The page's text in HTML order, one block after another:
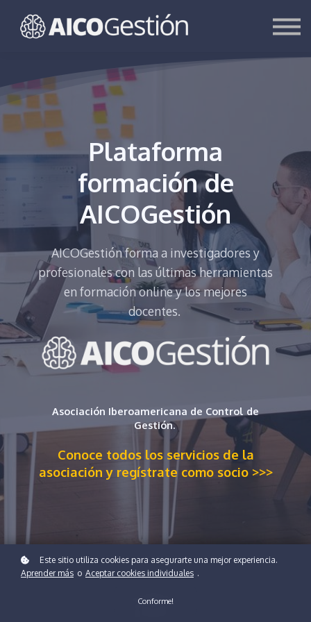
Otros cursos
Entrar
Regístrate
Plataforma
formación de
AICOGestión
AICOGestión forma a investigadores y
profesionales con las últimas herramientas
en formación online y los mejores
docentes.
Asociación Iberoamericana de Control de
Gestión.
Conoce todos los servicios de la
asociación y regístrate como socio >>>
Este sitio utiliza cookies para asegurarte una mejor experiencia.
Aprender más o Aceptar cookies individuales .
Conforme!